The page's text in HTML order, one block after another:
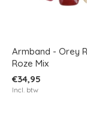
Armband - Orey
Roze Mix
€34,95
Incl. btw